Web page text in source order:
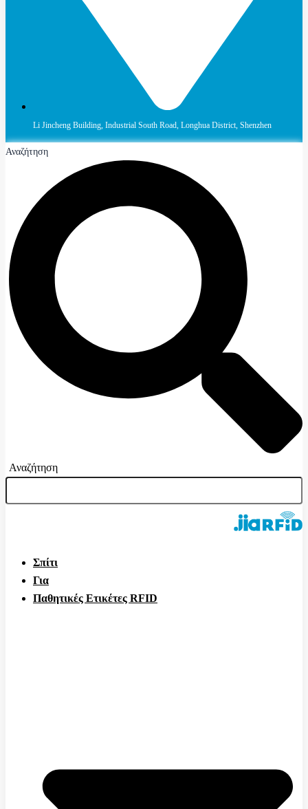
Li Jincheng Building, Industrial South Road, Longhua District, Shenzhen
Αναζήτηση
Αναζήτηση
Σπίτι
Για
Παθητικές Ετικέτες RFID